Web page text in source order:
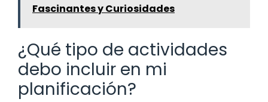
Fascinantes y Curiosidades
¿Qué tipo de actividades
debo incluir en mi
planificación?